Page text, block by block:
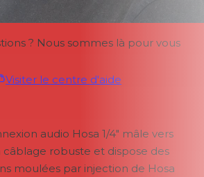
? Nous sommes là pour vous
Visiter le centre d'aide
audio Hosa 1/4" mâle vers
câblage robuste et dispose des
moulées par injection de Hosa